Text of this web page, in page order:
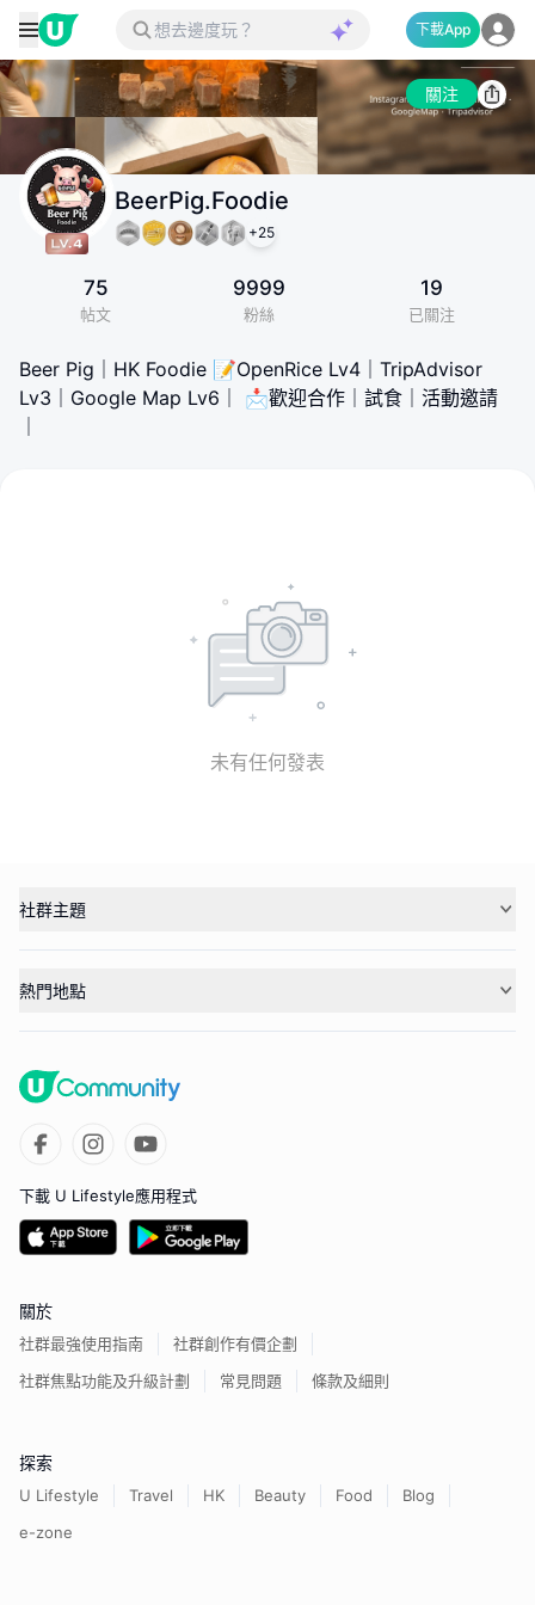
下載App
關注
BeerPig.Foodie
+25
75
帖文
9999
粉絲
19
已關注
Beer Pig｜HK Foodie 📝OpenRice Lv4｜TripAdvisor
Lv3｜Google Map Lv6｜ 📩歡迎合作｜試食｜活動邀請
未有任何發表
社群主題
熱門地點
下載 U Lifestyle應用程式
關於
社群最強使用指南
社群創作有價企劃
社群焦點功能及升級計劃
常見問題 條款及細則
探索
U Lifestyle Travel HK Beauty Food
Blog
e-zone